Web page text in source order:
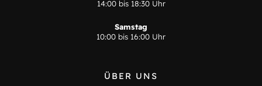
14:00 bis 18:30 Uhr
Samstag
10:00 bis 16:00 Uhr
ÜBER UNS